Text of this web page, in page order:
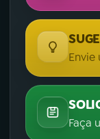
Envie
Faça